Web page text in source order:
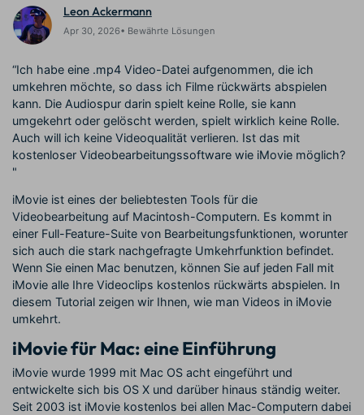
Lernen, ausdrücken und
erweitern Sie Ihre
Videobearbeitungs-
können
Creator
Monetarisierungs-
Programm
Freunde-werben-
Programm
An Freunde empfehlen,
Blog
Kunden-Geschichten
Erfahren Sie, wie unsere
Kunden Erfolg haben
Affiliate-Programm
Schalten Sie Partnerschaften
auf Unternehmensebene frei
Suchen
Leon Ackermann
Apr 30, 2026• Bewährte Lösungen
“Ich habe eine .mp4 Video-Datei aufgenommen, die ich
umkehren möchte, so dass ich Filme rückwärts abspielen
kann. Die Audiospur darin spielt keine Rolle, sie kann
umgekehrt oder gelöscht werden, spielt wirklich keine Rolle.
Auch will ich keine Videoqualität verlieren. Ist das mit
kostenloser Videobearbeitungssoftware wie iMovie möglich?
"
iMovie ist eines der beliebtesten Tools für die
Videobearbeitung auf Macintosh-Computern. Es kommt in
einer Full-Feature-Suite von Bearbeitungsfunktionen, worunter
sich auch die stark nachgefragte Umkehrfunktion befindet.
Wenn Sie einen Mac benutzen, können Sie auf jeden Fall mit
iMovie alle Ihre Videoclips kostenlos rückwärts abspielen. In
diesem Tutorial zeigen wir Ihnen, wie man Videos in iMovie
umkehrt.
iMovie für Mac: eine Einführung
iMovie wurde 1999 mit Mac OS acht eingeführt und
entwickelte sich bis OS X und darüber hinaus ständig weiter.
Seit 2003 ist iMovie kostenlos bei allen Mac-Computern dabei